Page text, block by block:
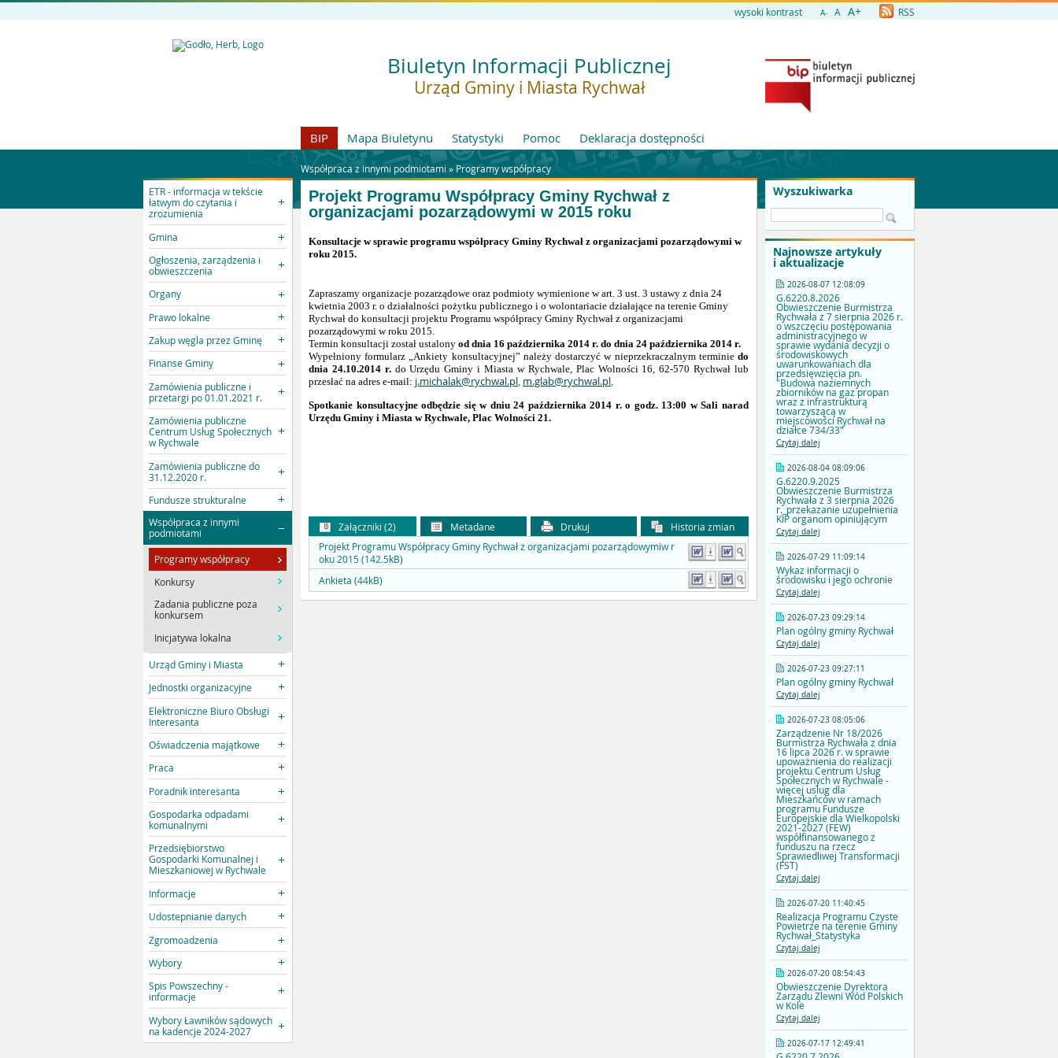
wysoki kontrast A- A A+ RSS
Biuletyn Informacji Publicznej
Urząd Gminy i Miasta Rychwał
BIP Mapa Biuletynu Statystyki Pomoc Deklaracja dostępności
Współpraca z innymi podmiotami » Programy współpracy
ETR - informacja w tekście
łatwym do czytania i
zrozumienia
Gmina
Ogłoszenia, zarządzenia i
obwieszczenia
Organy
Prawo lokalne
Zakup węgla przez Gminę
Finanse Gminy
Zamówienia publiczne i
przetargi po 01.01.2021 r.
Zamówienia publiczne
Centrum Usług Społecznych
w Rychwale
Zamówienia publiczne do
31.12.2020 r.
Fundusze strukturalne
Współpraca z innymi
podmiotami
Programy współpracy
Konkursy
Zadania publiczne poza
konkursem
Inicjatywa lokalna
Urząd Gminy i Miasta
Jednostki organizacyjne
Elektroniczne Biuro Obsługi
Interesanta
Oświadczenia majątkowe
Praca
Poradnik interesanta
Gospodarka odpadami
komunalnymi
Przedsiębiorstwo
Gospodarki Komunalnej i
Mieszkaniowej w Rychwale
Informacje
Udostepnianie danych
Zgromoadzenia
Wybory
Spis Powszechny -
informacje
Wybory Ławników sądowych
na kadencje 2024-2027
Wyszukiwarka
Najnowsze artykuły
i aktualizacje
2026-08-07 12:08:09
G.6220.8.2026
Obwieszczenie Burmistrza
Rychwała z 7 sierpnia 2026 r.
o wszczęciu postępowania
administracyjnego w
sprawie wydania decyzji o
środowiskowych
uwarunkowaniach dla
przedsięwzięcia pn.
"Budowa naziemnych
zbiorników na gaz propan
wraz z infrastrukturą
towarzyszącą w
miejscowości Rychwał na
działce 734/33"
Czytaj dalej
2026-08-04 08:09:06
G.6220.9.2025
Obwieszczenie Burmistrza
Rychwała z 3 sierpnia 2026
r._przekazanie uzupełnienia
KIP organom opiniującym
Czytaj dalej
2026-07-29 11:09:14
Wykaz informacji o
środowisku i jego ochronie
Czytaj dalej
2026-07-23 09:29:14
Plan ogólny gminy Rychwał
Czytaj dalej
2026-07-23 09:27:11
Plan ogólny gminy Rychwał
Czytaj dalej
2026-07-23 08:05:06
Zarządzenie Nr 18/2026
Burmistrza Rychwała z dnia
16 lipca 2026 r. w sprawie
upoważnienia do realizacji
projektu Centrum Usług
Społecznych w Rychwale -
więcej uslug dla
Mieszkańców w ramach
programu Fundusze
Europejskie dla Wielkopolski
2021-2027 (FEW)
współfinansowanego z
funduszu na rzecz
Sprawiedliwej Transformacji
(FST)
Czytaj dalej
2026-07-20 11:40:45
Realizacja Programu Czyste
Powietrze na terenie Gminy
Rychwał_Statystyka
Czytaj dalej
2026-07-20 08:54:43
Obwieszczenie Dyrektora
Zarządu Zlewni Wód Polskich
w Kole
Czytaj dalej
2026-07-17 12:49:41
Projekt Programu Współpracy Gminy Rychwał z
organizacjami pozarządowymi w 2015 roku
Konsultacje w sprawie programu współpracy Gminy Rychwał z organizacjami pozarządowymi w
roku 2015.
Zapraszamy organizacje pozarządowe oraz podmioty wymienione w art. 3 ust. 3 ustawy z dnia 24
kwietnia 2003 r. o działalności pożytku publicznego i o wolontariacie działające na terenie Gminy
Rychwał do konsultacji projektu Programu współpracy Gminy Rychwał z organizacjami
pozarządowymi w roku 2015.
Termin konsultacji został ustalony od dnia 16 października 2014 r. do dnia 24 października 2014 r.
Wypełniony formularz „Ankiety konsultacyjnej” należy dostarczyć w nieprzekraczalnym terminie do
dnia 24.10.2014 r.do Urzędu Gminy i Miasta w Rychwale, Plac Wolności 16, 62-570 Rychwał lub
przesłać na adres e-mail: j.michalak@rychwal.pl, m.glab@rychwal.pl,
Spotkanie konsultacyjne odbędzie się w dniu 24 października 2014 r. o godz. 13:00 w Sali narad
Urzędu Gminy i Miasta w Rychwale, Plac Wolności 21.
Załączniki (2) Metadane Drukuj
Historia zmian
Projekt Programu Współpracy Gminy Rychwał z organizacjami pozarządowymiw r
oku 2015 (142.5kB)
Ankieta (44kB)